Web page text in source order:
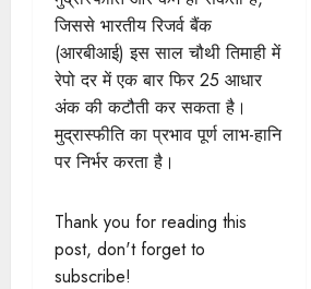
जिससे भारतीय रिजर्व बैंक
(आरबीआई) इस साल चौथी तिमाही में
रेपो दर में एक बार फिर 25 आधार
अंक की कटौती कर सकता है।
मुद्रास्फीति का प्रभाव पूर्ण लाभ-हानि
पर निर्भर करता है।
Thank you for reading this
post, don't forget to
subscribe!